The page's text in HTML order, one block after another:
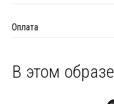
Оплата
В этом образе